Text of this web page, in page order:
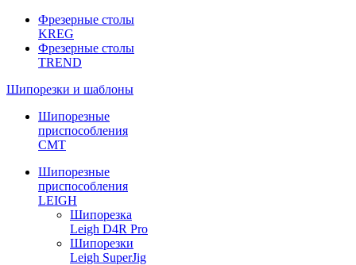
Фрезерные столы
KREG
Фрезерные столы
TREND
Шипорезки и шаблоны
Шипорезные
приспособления
CMT
Шипорезные
приспособления
LEIGH
Шипорезка
Leigh D4R Pro
Шипорезки
Leigh SuperJig